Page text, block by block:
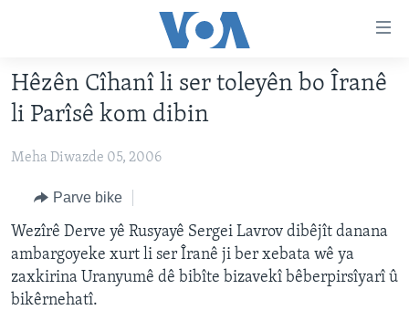
Yekser
here
naveroka
Yekser
serekî
Yekser
here
Lêgerînê
VÎDYO GALERÎ
FOTO GALERÎ
RADYO
HEVPEYVÎN
HERÊMÊN KURDAN
AMERÎKA
TIRKÎYE
SÛRÎYE
ÎRAQ
Hêzên Cîhanî li ser toleyên bo Îranê
li Parîsê kom dibin
Meha Diwazde 05, 2006
Parve bike
Wezîrê Derve yê Rusyayê Sergei Lavrov dibêjît danana
ambargoyeke xurt li ser Îranê ji ber xebata wê ya
zaxkirina Uranyumê dê bibîte bizavekî bêberpirsîyarî û
bikêrnehatî.